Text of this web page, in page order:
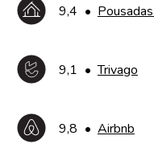
9,4 •
9,1 •Trivago
9,8 • Airbnb